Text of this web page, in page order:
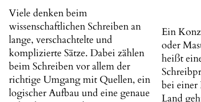
Viele denken beim
wissenschaftlichen Schreiben an
lange, verschachtelte und
komplizierte Sätze. Dabei zählen
beim Schreiben vor allem der
richtige Umgang mit Quellen, ein
logischer Aufbau und eine genaue
Ein
oder
heißt
bei einer
Land